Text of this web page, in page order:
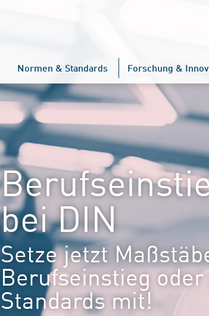
Normen & Standards Forschung &
bei DIN
Setze jetzt
Berufseinstieg
Standards mit!